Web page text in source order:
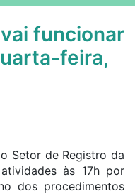
funcionar
feira,
Setor de Registro da
às 17h por
dos procedimentos